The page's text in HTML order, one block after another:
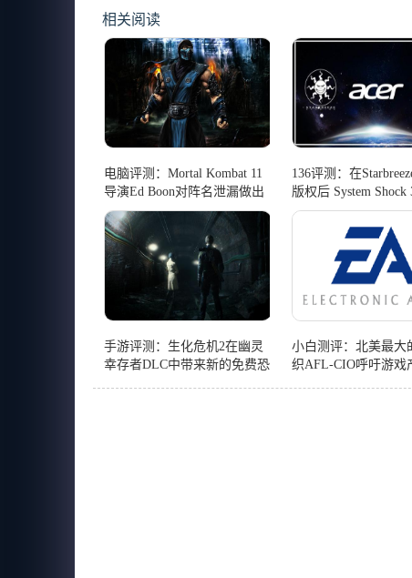
相关阅读
电脑评测：Mortal Kombat 11
导演Ed Boon对阵名泄漏做出
回应
136评测：在
版权后 System Shock
OtherSide
手游评测：生化危机2在幽灵
幸存者DLC中带来新的免费恐
小白测评：北美最大
织AFL-CIO呼吁游戏